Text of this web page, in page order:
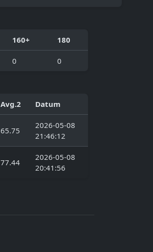
160+ 180
0 0
Avg.2 Datum
65.75
2026-05-08
21:46:12
77.44
2026-05-08
20:41:56